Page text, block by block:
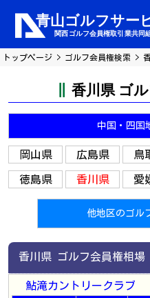
トップページ ゴルフ会員権検索
香川県 ゴ
中国・四国
岡山県 広島県 鳥
徳島県 香川県 愛
他地区のゴル
香川県 ゴルフ会員権相場
鮎滝カントリークラブ